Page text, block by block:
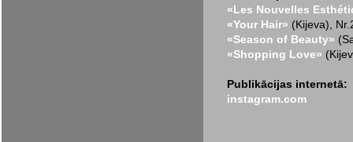
«Les Nouvelles
«Your Hair» (Kijeva),
«Season of Beauty»
«Shopping Love»
Publikācijas internetā:
instagram.com